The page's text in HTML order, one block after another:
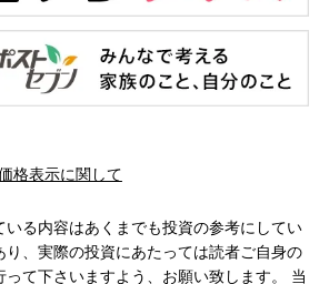
格表示に関して
いる内容はあくまでも投資の参考にしてい
り、実際の投資にあたっては読者ご自身の
って下さいますよう、お願い致します。 当